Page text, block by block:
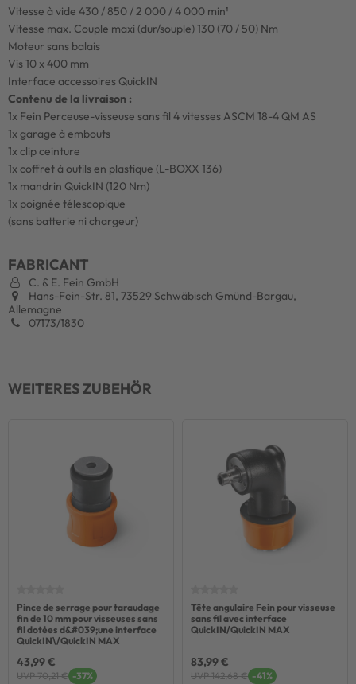
Vitesse à vide 430 / 850 / 2 000 / 4 000 min¹
Vitesse max. Couple maxi (dur/souple) 130 (70 / 50) Nm
Moteur sans balais
Vis 10 x 400 mm
Interface accessoires QuickIN
Contenu de la livraison :
1x Fein Perceuse-visseuse sans fil 4 vitesses ASCM 18-4 QM AS
1x garage à embouts
1x clip ceinture
1x coffret à outils en plastique (L-BOXX 136)
1x mandrin QuickIN (120 Nm)
1x poignée télescopique
(sans batterie ni chargeur)
FABRICANT
C. & E. Fein GmbH
Hans-Fein-Str. 81, 73529 Schwäbisch Gmünd-Bargau,
Allemagne
07173/1830
WEITERES ZUBEHÖR
Pince de serrage pour taraudage
fin de 10 mm pour visseuses sans
fil dotées d&#039;une interface
QuickIN\/QuickIN MAX
43,99 €
UVP 70,21 € -37%
Tête angulaire Fein pour visseuse
sans fil avec interface
QuickIN/QuickIN MAX
83,99 €
UVP 142,68 € -41%